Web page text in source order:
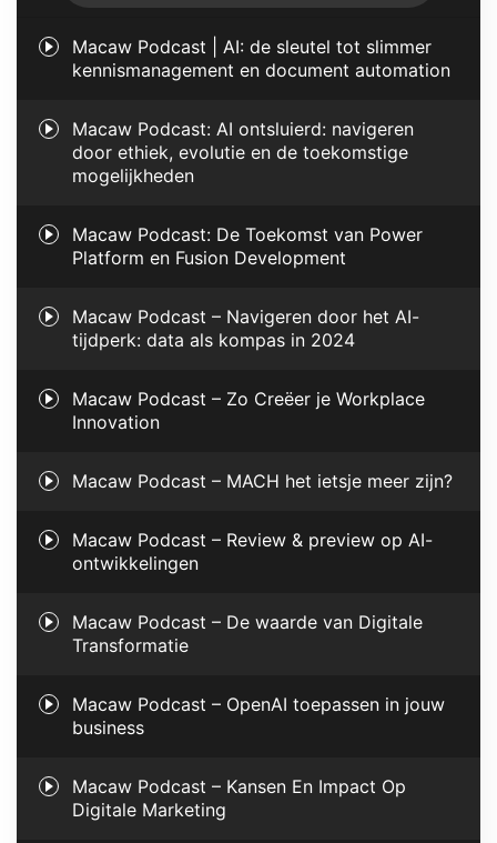
Macaw Podcast | AI: de sleutel tot slimmer
kennismanagement en document automation
Macaw Podcast: AI ontsluierd: navigeren
door ethiek, evolutie en de toekomstige
mogelijkheden
Macaw Podcast: De Toekomst van Power
Platform en Fusion Development
Macaw Podcast – Navigeren door het AI-
tijdperk: data als kompas in 2024
Macaw Podcast – Zo Creëer je Workplace
Innovation
Macaw Podcast – MACH het ietsje meer zijn?
Macaw Podcast – Review & preview op AI-
ontwikkelingen
Macaw Podcast – De waarde van Digitale
Transformatie
Macaw Podcast – OpenAI toepassen in jouw
business
Macaw Podcast – Kansen En Impact Op
Digitale Marketing